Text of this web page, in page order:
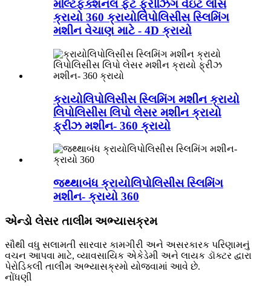
મલ્ટિફંક્શનલ ફેટ ફ્રીઝિંગ વેઇટ લોસ
ક્રાયો 360 ક્રાયોલિપોલિસીસ સ્લિમિંગ
મશીન વેચાણ માટે - 4D ક્રાયો
ક્રાયોલિપોલિસીસ સ્લિમિંગ મશીન ક્રાયો
લિપોલિસીસ લિપો લેસર મશીન ક્રાયો
ફ્રીઝ મશીન- 360 ક્રાયો
જથ્થાબંધ ક્રાયોલિપોલિસીસ સ્લિમિંગ
મશીન- ક્રાયો 360
એન્ડો લેસર તાલીમ અભ્યાસક્રમ
સૌથી વધુ સલામતી સારવાર કામગીરી અને અસરકારક પરિણામનું
વચન આપવા માટે, વ્યાવસાયિક એકેડેમી અને લાયક ડૉક્ટર દ્વારા
પેરોડિકલી તાલીમ અભ્યાસક્રમો યોજવામાં આવે છે.
નોંધણી